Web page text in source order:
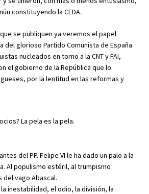
constituyendo la CEDA.
se publiquen ya veremos el papel
del glorioso Partido Comunista de España
nucleados en torno a la CNT y FAI,
el gobierno de la República que lo
por la lentitud en las reformas y
La pela es la pela.
del PP. Felipe VI le ha dado un palo a la
Al populismo estéril, al trumpismo
vago Abascal.
inestabilidad, el odio, la división, la